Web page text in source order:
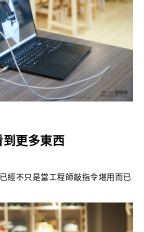
更多東西
經不只是當工程師敲指令堪用而已